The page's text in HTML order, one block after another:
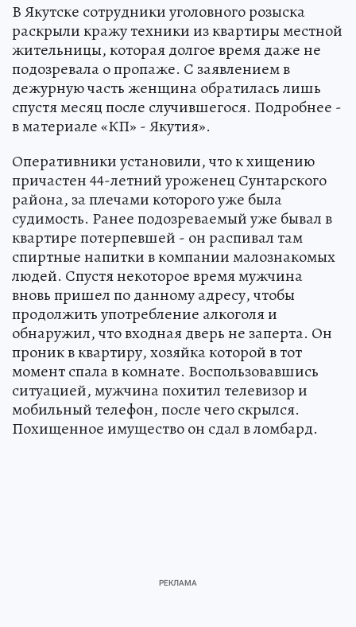
В Якутске сотрудники уголовного розыска
раскрыли кражу техники из квартиры местной
жительницы, которая долгое время даже не
подозревала о пропаже. С заявлением в
дежурную часть женщина обратилась лишь
спустя месяц после случившегося. Подробнее -
в материале «КП» - Якутия».
Оперативники установили, что к хищению
причастен 44-летний уроженец Сунтарского
района, за плечами которого уже была
судимость. Ранее подозреваемый уже бывал в
квартире потерпевшей - он распивал там
спиртные напитки в компании малознакомых
людей. Спустя некоторое время мужчина
вновь пришел по данному адресу, чтобы
продолжить употребление алкоголя и
обнаружил, что входная дверь не заперта. Он
проник в квартиру, хозяйка которой в тот
момент спала в комнате. Воспользовавшись
ситуацией, мужчина похитил телевизор и
мобильный телефон, после чего скрылся.
Похищенное имущество он сдал в ломбард.